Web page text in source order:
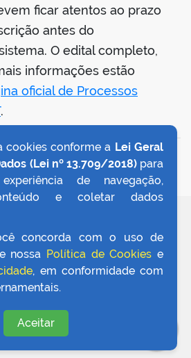
ficar atentos ao prazo
antes do
O edital completo,
informações estão
oficial de Processos
.
AO TOPO
cookies conforme a Lei Geral
(Lei nº 13.709/2018)para
de navegação,
e coletar dados
concorda com o uso de
nossa Política de Cookies e
, em conformidade com
Aceitar